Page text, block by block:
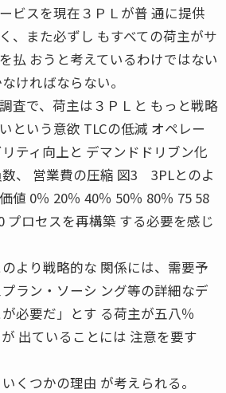
ビスを現在３ＰＬが普 通に提供
、また必ずし もすべての荷主がサ
払 おうと考えているわけではない
ければならない。
査で、荷主は３ＰＬと もっと戦略
という意欲 TLCの低減 オペレー
ティ向上と デマンドドリブン化
、 営業費の圧縮 図3 3PLとのよ
値 0％ 20％ 40％ 50％ 80％ 75 58
ロセスを再構築 する必要を感じ
より戦略的な 関係には、需要予
ラン・ソーシ ング等の詳細なデ
必要だ」とす る荷主が五八％
出ていることには 注意を要す
くつかの理由 が考えられる。